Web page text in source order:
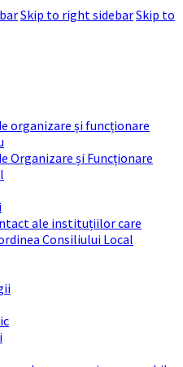
Skip to right sidebarSkip to
organizare și funcționare
Organizare și Funcționare
ale instituțiilor care
Consiliului Local